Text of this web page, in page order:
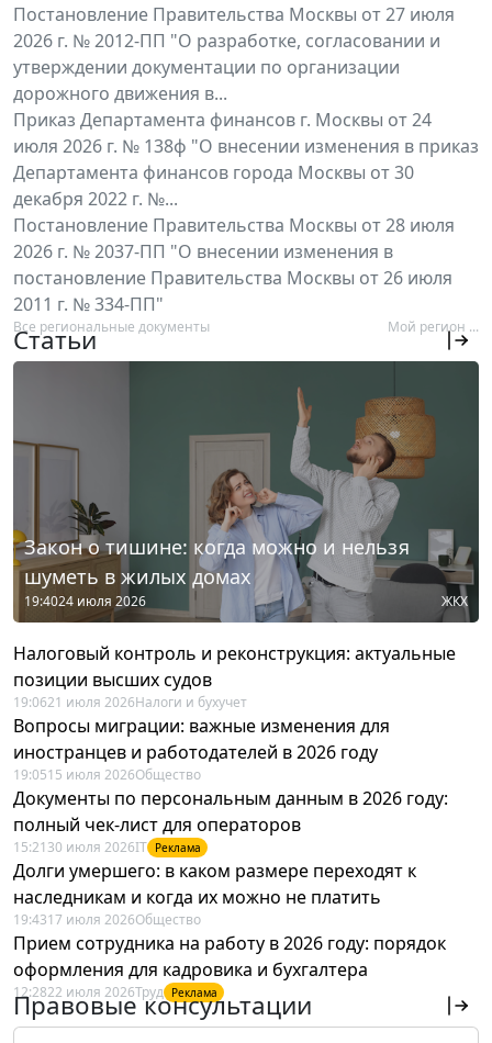
Постановление Правительства Москвы от 27 июля
2026 г. № 2012-ПП "О разработке, согласовании и
утверждении документации по организации
дорожного движения в...
Приказ Департамента финансов г. Москвы от 24
июля 2026 г. № 138ф "О внесении изменения в приказ
Департамента финансов города Москвы от 30
декабря 2022 г. №...
Постановление Правительства Москвы от 28 июля
2026 г. № 2037-ПП "О внесении изменения в
постановление Правительства Москвы от 26 июля
2011 г. № 334-ПП"
Все региональные документы Мой регион ...
Статьи
Закон о тишине: когда можно и нельзя
шуметь в жилых домах
19:4024 июля 2026 ЖКХ
Налоговый контроль и реконструкция: актуальные
позиции высших судов
19:0621 июля 2026Налоги и бухучет
Вопросы миграции: важные изменения для
иностранцев и работодателей в 2026 году
19:0515 июля 2026Общество
Документы по персональным данным в 2026 году:
полный чек-лист для операторов
15:21 30 июля 2026IT Реклама
Долги умершего: в каком размере переходят к
наследникам и когда их можно не платить
19:4317 июля 2026Общество
Прием сотрудника на работу в 2026 году: порядок
оформления для кадровика и бухгалтера
12:2822 июля 2026Труд Реклама
Правовые консультации